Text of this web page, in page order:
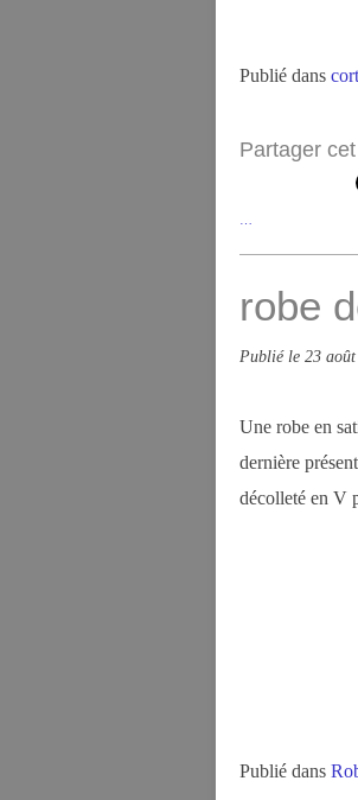
Publié dans
Partager
robe
Publié le 23
Une robe en
dernière
décolleté en V
Publié dans